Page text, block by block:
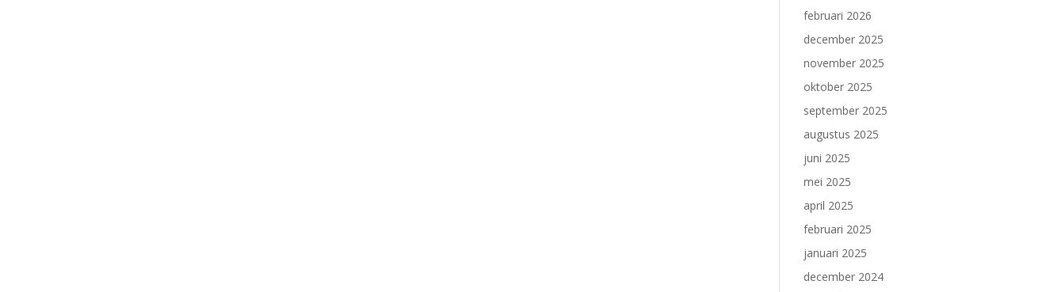
februari 2026
december 2025
november 2025
oktober 2025
september 2025
augustus 2025
juni 2025
mei 2025
april 2025
februari 2025
januari 2025
december 2024